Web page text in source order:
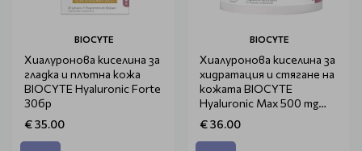
BIOCYTE
Хиалуронова киселина за
гладка и плътна кожа
BIOCYTE Hyaluronic Forte
30бр
€ 35.00
BIOCYTE
Хиалуронова киселина за
хидратация и стягане на
кожата BIOCYTE
Hyaluronic Max 500 mg
240gr
€ 36.00